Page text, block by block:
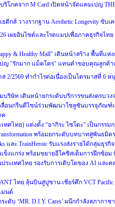
โภคจาก M Card เปิดหน้าจัดแคมเปญ
ธติกส์ วางรากฐาน Aesthetic Longevity
เผยอินไซต์และโรดแมปเพื่อภาคธุรกิจไ
& Healthy Mall" เดินหน้าสร้าง พื้นที่
ญ "รักมาก แม็คโคร" แทนคำขอบคุณลูกค้า
2/2569 ทำกำไรต่อเนื่องเป็นไตรมาสที่ 6
บริษัท เดินหน้ายกระดับบริการขนส่งครบวง
คลื่อนกรีนดีไซน์ร่วมพัฒนาโซลูชันบรรจุภัณ
ค
ศไทย) แต่งตั้ง “อากิระ ไซโตะ” เป็นกรร
Transformation พร้อมยกระดับบทบาทสู่พันธ
และ TrainHeroic รับแรงส่งรายได้กลุ่มธุร
งแกร่ง พร้อมขยายอีโคซิสเต็มการฝึกซ้อ
ระเทศไทย รองรับการเติบโตของ AI และ
ไทย ลุ้นบินสู่ปูซาน เชียร์ศึก VCT
มนต์
ะดับ ‘MR. D.I.Y. Cares’ ผนึกกำลังสภาก